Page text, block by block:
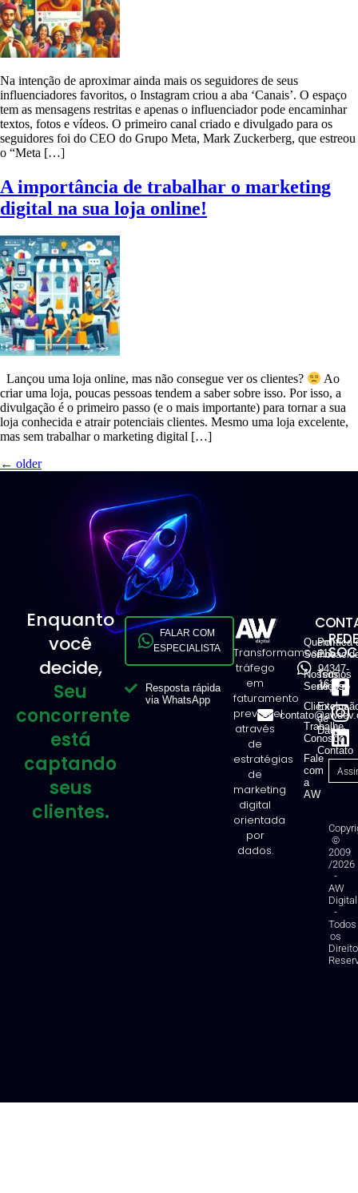
Na intenção de aproximar ainda mais os seguidores de seus
influenciadores favoritos, o Instagram criou a aba ‘Canais’. O espaço
tem as mensagens restritas e apenas o influenciador pode encaminhar
textos, fotos e vídeos. O primeiro canal criado e divulgado para os
seguidores foi do CEO do Grupo Meta, Mark Zuckerberg, que estreou
o “Meta […]
A importância de trabalhar o marketing
digital na sua loja online!
Lançou uma loja online, mas não consegue ver os clientes?
Ao
criar uma loja, poucas pessoas tendem a saber sobre isso. Por isso, a
divulgação é o primeiro passo (e o mais importante) para tornar a sua
loja conhecida e atrair potenciais clientes. Mesmo uma loja excelente,
mas sem trabalhar o marketing digital […]
← older
Enquanto
você
decide,
Seu
concorrente
está
captando
seus
clientes.
FALAR COM
ESPECIALISTA
Resposta rápida
via WhatsApp
Transformamos
tráfego
em
faturamento
previsível
através
de
estratégias
de
marketing
digital
orientada
por
dados.
Quem
Somos
Nossos
Serviços
Clientes
Trabalhe
Conosco
Fale
com
a
AW
Política
Termos
de Uso
de
Dados
Contato
11
94347-
1616
©
2009
/2026
-
AW
Digital
-
Todos
os